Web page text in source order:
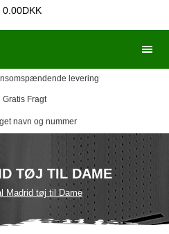
0.00DKK
levering
Gratis Fragt
navn og nummer
TØJ TIL DAME
Madrid tøj til Dame